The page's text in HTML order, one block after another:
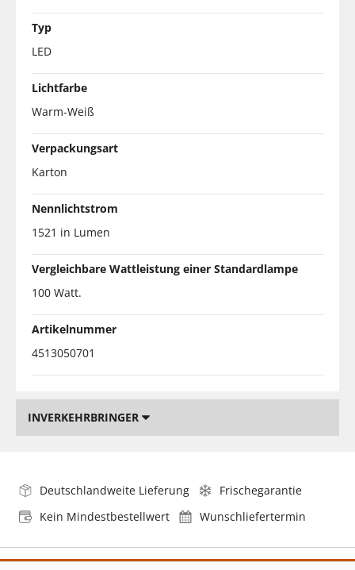
Typ
LED
Lichtfarbe
Warm-Weiß
Verpackungsart
Karton
Nennlichtstrom
1521 in Lumen
Vergleichbare Wattleistung einer Standardlampe
100 Watt.
Artikelnummer
4513050701
INVERKEHRBRINGER
Deutschlandweite Lieferung
Frischegarantie
Kein Mindestbestellwert
Wunschliefertermin